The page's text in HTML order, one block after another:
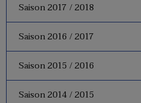
Saison 2017 / 2018
Saison 2016 / 2017
Saison 2015 / 2016
Saison 2014 / 2015